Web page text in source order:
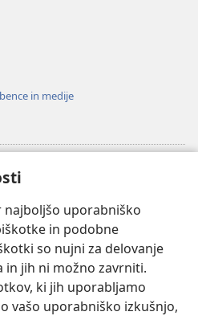
najboljšo uporabniško
in podobne
so nujni za delovanje
in jih ni možno zavrniti.
ki jih uporabljamo
vašo uporabniško izkušnjo,
in medije
KNJIŽNICA™